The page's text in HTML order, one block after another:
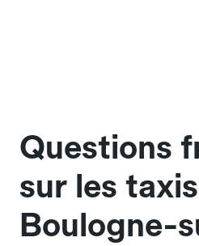
Questions
sur les
Boulogne-